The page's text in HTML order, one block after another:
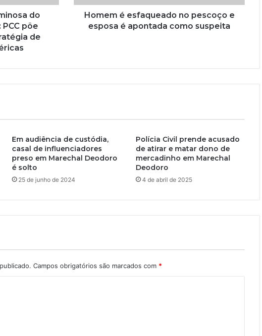
do
põe
de
Homem é esfaqueado no pescoço e
esposa é apontada como suspeita
Em audiência de custódia,
casal de influenciadores
preso em Marechal Deodoro
é solto
25 de junho de 2024
Polícia Civil prende acusado
de atirar e matar dono de
mercadinho em Marechal
Deodoro
4 de abril de 2025
Campos obrigatórios são marcados com *